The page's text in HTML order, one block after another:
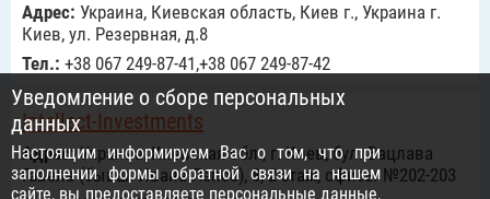
Адрес: Украина, Киевская область, Киев г., Украина г.
Киев, ул. Резервная, д.8
Тел.: +38 067 249-87-41,+38 067 249-87-42
Intellect-Investments
Адрес:Украина, Киевская обл., г. Киев, бул. Вацлава
Гавела (бывш. Ивана Лепсе), 8, 2 этаж, офисы №202-203
Уведомление о сборе персональных
данных
Настоящим информируем Вас о том, что при
заполнении формы обратной связи на нашем
сайте, вы предоставляете персональные данные,